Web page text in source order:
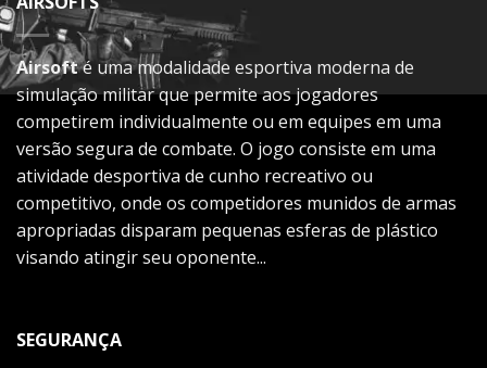
Airsofté uma modalidade esportiva moderna de
simulação militar que permite aos jogadores
competirem individualmente ou em equipes em uma
versão segura de combate. O jogo consiste em uma
atividade desportiva de cunho recreativo ou
competitivo, onde os competidores munidos de armas
apropriadas disparam pequenas esferas de plástico
visando atingir seu oponente...
SEGURANÇA